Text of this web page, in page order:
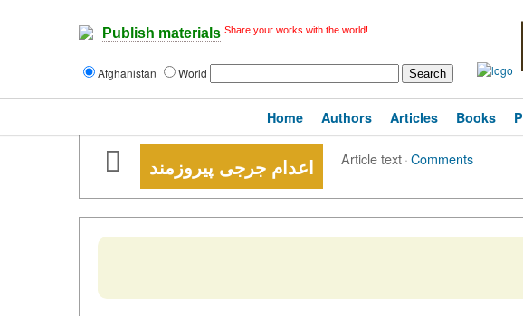
Publish materials Share your works with the world!
Afghanistan World
Home Authors Articles Books
اعدام جرجی پیروزمند Article text·Comments